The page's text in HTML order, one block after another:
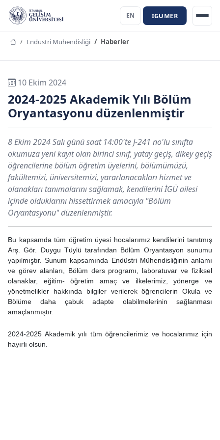
EN IGUMER
Endüstri Mühendisliği Haberler
10 Ekim 2024
2024-2025 Akademik Yılı Bölüm
Oryantasyonu düzenlenmiştir
8 Ekim 2024 Salı günü saat 14:00'te J-241 no'lu sınıfta
okumuza yeni kayıt olan birinci sınıf, yatay geçiş, dikey geçiş
öğrencilerine bölüm öğretim üyelerini, bölümümüzü,
fakültemizi, üniversitemizi, yararlanacakları hizmet ve
olanakları tanımalarını sağlamak, kendilerini İGÜ ailesi
içinde olduklarını hissettirmek amacıyla "Bölüm
Oryantasyonu" düzenlenmiştir.
Bu kapsamda tüm öğretim üyesi hocalarımız kendilerini tanıtmış
Arş. Gör. Duygu Tüylü tarafından Bölüm Oryantasyon sunumu
yapılmıştır. Sunum kapsamında Endüstri Mühendisliğinin anlamı
ve görev alanları, Bölüm ders programı, laboratuvar ve fiziksel
olanaklar, eğitim- öğretim amaç ve ilkelerimiz, yönerge ve
yönetmelikler hakkında bilgiler verilerek öğrencilerin Okula ve
Bölüme daha çabuk adapte olabilmelerinin sağlanması
amaçlanmıştır.
2024-2025 Akademik yılı tüm öğrencilerimiz ve hocalarımız için
hayırlı olsun.